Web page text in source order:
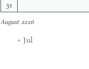
August 2026
31
« Jul